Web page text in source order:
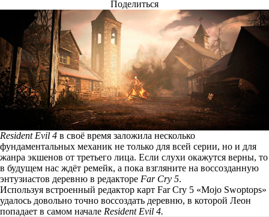
Поделиться
Resident Evil 4 в своё время заложила несколько
фундаментальных механик не только для всей серии, но и для
жанра экшенов от третьего лица. Если слухи окажутся верны, то
в будущем нас ждёт ремейк, а пока взгляните на воссозданную
энтузиастов деревню в редакторе Far Cry 5.
Используя встроенный редактор карт Far Cry 5 «Mojo Swoptops»
удалось довольно точно воссоздать деревню, в которой Леон
попадает в самом начале Resident Evil 4.